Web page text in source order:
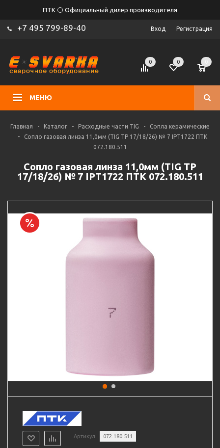
ПТК ⚪ Официальный дилер производителя
+7 495 799-89-40 Вход Регистрация
МЕНЮ
0 0
Главная - Каталог - Расходные части TIG -
Сопла керамические
-
Сопло газовая линза 11,0мм (TIG TP 17/18/26) № 7 IPT1722 ПТК
072.180.511
Сопло газовая линза 11,0мм (TIG TP
17/18/26) № 7 IPT1722 ПТК 072.180.511
Артикул 072.180.511